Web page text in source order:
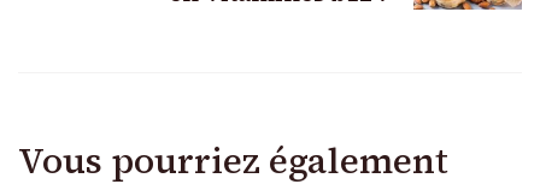
Vous pourriez également